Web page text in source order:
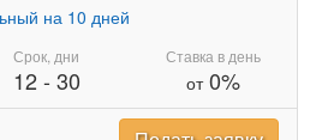
на 10 дней
Срок, дни
12- 30
Ставка в день
от0%